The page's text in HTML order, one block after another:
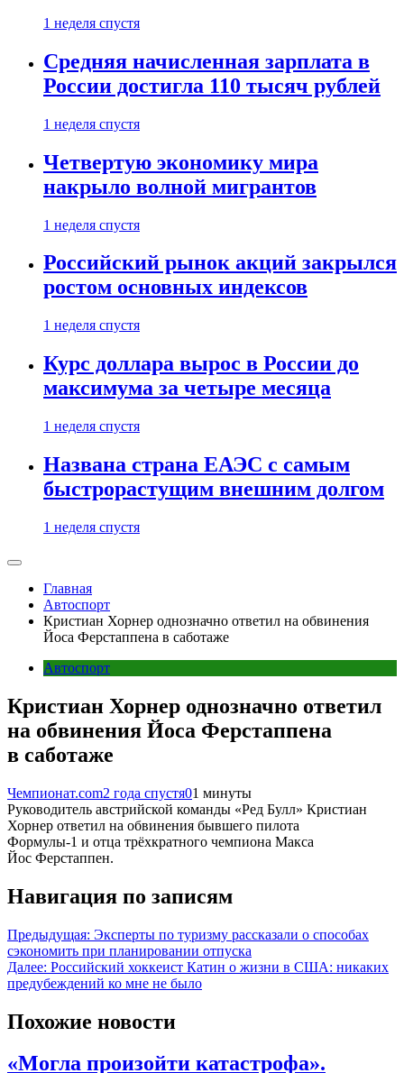
1 неделя спустя
Средняя начисленная зарплата в
России достигла 110 тысяч рублей
1 неделя спустя
Четвертую экономику мира
накрыло волной мигрантов
1 неделя спустя
Российский рынок акций закрылся
ростом основных индексов
1 неделя спустя
Курс доллара вырос в России до
максимума за четыре месяца
1 неделя спустя
Названа страна ЕАЭС с самым
быстрорастущим внешним долгом
1 неделя спустя
Главная
Автоспорт
Кристиан Хорнер однозначно ответил на обвинения
Йоса Ферстаппена в саботаже
Автоспорт
Кристиан Хорнер однозначно ответил
на обвинения Йоса Ферстаппена
в саботаже
Чемпионат.com2 года спустя01 минуты
Руководитель австрийской команды «Ред Булл» Кристиан
Хорнер ответил на обвинения бывшего пилота
Формулы-1 и отца трёхкратного чемпиона Макса
Йос Ферстаппен.
Навигация по записям
Предыдущая: Эксперты по туризму рассказали о способах
сэкономить при планировании отпуска
Далее: Российский хоккеист Катин о жизни в США: никаких
предубеждений ко мне не было
Похожие новости
«Могла произойти катастрофа».